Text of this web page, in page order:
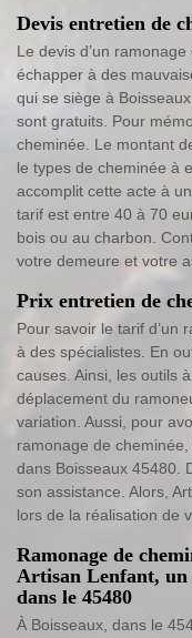
Devis entretien de
Le devis d’un
échapper à des
qui se siège à
sont gratuits. Pour
cheminée. Le montant
le types de cheminée à
accomplit cette acte à
tarif est entre 40 à 70
bois ou au charbon.
votre demeure et votre
Prix entretien de
Pour savoir le tarif d’un
à des spécialistes. En
causes. Ainsi, les outils
déplacement du
variation. Aussi, pour
ramonage de
dans Boisseaux 45480.
son assistance. Alors,
lors de la réalisation de
Ramonage de
Artisan Lenfant, un
dans le 45480
À Boisseaux, dans le